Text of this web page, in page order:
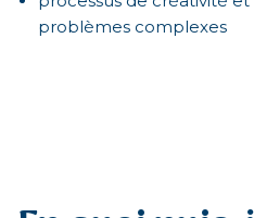
problèmes complexes